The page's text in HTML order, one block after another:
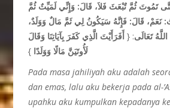
تَمُوتَ ثُمَّ تُبْعَثَ فَلاَ، قَالَ: وَإِنِّي لَمَيِّتٌ ثُمَّ
نَعَمْ، قَالَ: فَإِنَّهُ سَيَكُونُ لِي ثَمَّ مَالٌ وَوَلَدٌ،
تَعَالَى: { أَفَرَأَيْتَ الَّذِي كَفَرَ بِآيَاتِنَا وَقَالَ
لَأُوتَيَنَّ مَالًا وَوَلَدًا }
Pada masa jahiliyah aku adalah
dan emas, lalu aku bekerja pada al-
upahku aku kumpulkan kepadanya